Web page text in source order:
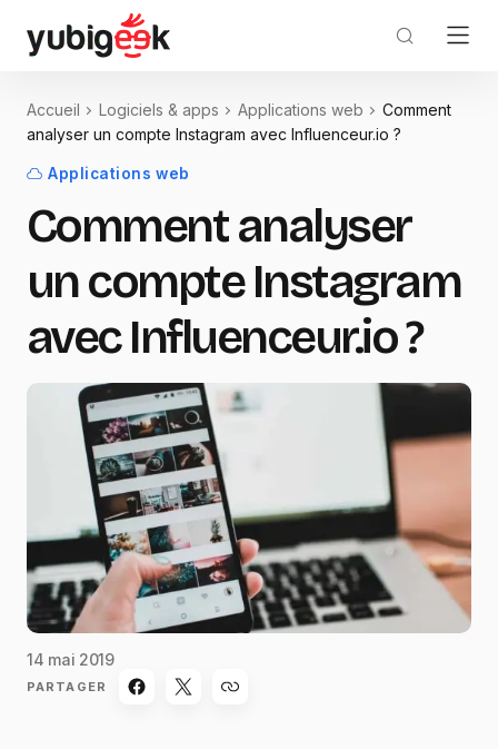
Accueil Logiciels & apps Applications web
Comment
analyser un compte Instagram avec Influenceur.io ?
Applications web
Comment analyser
un compte Instagram
avec Influenceur.io ?
14 mai 2019
PARTAGER